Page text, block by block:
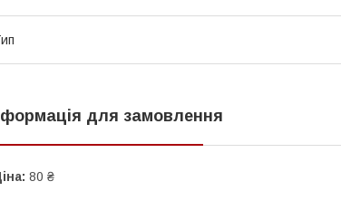
для замовлення
80 ₴